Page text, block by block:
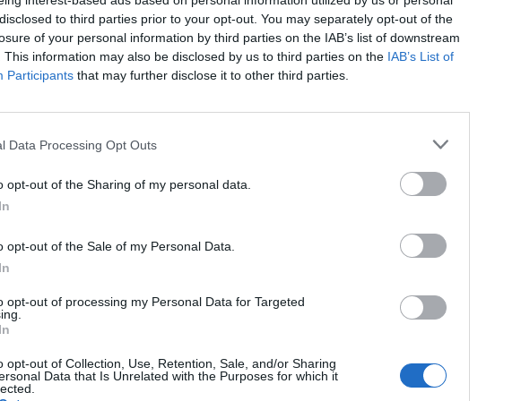
to third parties prior to your opt-out. You may separately opt-out of the
of your personal information by third parties on the IAB’s list of downstream
This information may also be disclosed by us to third parties on the IAB’s List of
Participants that may further disclose it to other third parties.
Data Processing Opt Outs
opt-out of the Sharing of my personal data.
opt-out of the Sale of my Personal Data.
opt-out of processing my Personal Data for Targeted
opt-out of Collection, Use, Retention, Sale, and/or Sharing
Data that Is Unrelated with the Purposes for which it
lipca wysłał do obozu Polaków posłańców,
widząc to, namówiła dowódców na
jazd harcowników, jednak do walnej bitwy
obóz i bombardować go. Ostatecznie 25
nie tylko swój obóz, ale także też całą
z radością, ciesząc się z rychłego
w tym
w podanym tekście. Zajmij
przez autorkę, odwołując się do tego